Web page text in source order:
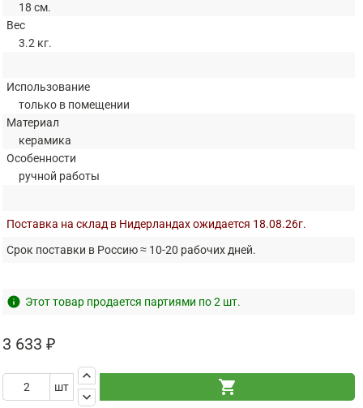
18 см.
Вес
3.2 кг.
Использование
только в помещении
Материал
керамика
Особенности
ручной работы
Поставка на склад в Нидерландах ожидается 18.08.26г.
Срок поставки в Россию ≈ 10-20 рабочих дней.
info Этот товар продается партиями по 2 шт.
3 633 ₽
шт
keyboard_arrow_up
keyboard_arrow_down
shopping_cart